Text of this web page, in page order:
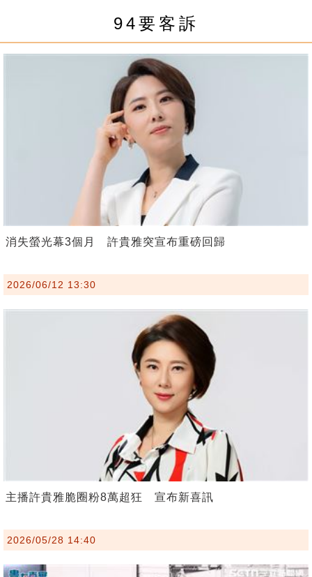
94要客訴
消失螢光幕3個月 許貴雅突宣布重磅回歸
2026/06/12 13:30
主播許貴雅脆圈粉8萬超狂 宣布新喜訊
2026/05/28 14:40